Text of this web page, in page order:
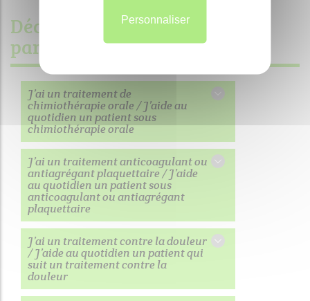
Découvrez les outils proposés
par l'OMéDIT
J’ai un traitement de
chimiothérapie orale / J’aide au
quotidien un patient sous
chimiothérapie orale
J’ai un traitement anticoagulant ou
antiagrégant plaquettaire / J’aide
au quotidien un patient sous
anticoagulant ou antiagrégant
plaquettaire
J’ai un traitement contre la douleur
/ J’aide au quotidien un patient qui
suit un traitement contre la
douleur
Personnaliser